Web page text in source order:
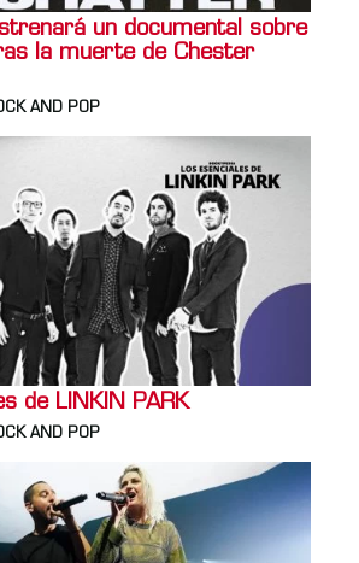
un documental sobre
la muerte de Chester
AND POP
de LINKIN PARK
AND POP